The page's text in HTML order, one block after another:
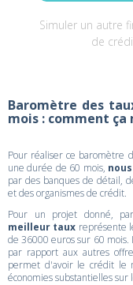
Simuler un autre
de
Baromètre des
mois : comment ça
Pour réaliser ce baromètre
une durée de 60 mois,
par des banques de détail,
et des organismes de crédit.
Pour un projet donné,
meilleur taux représente
de 36000 euros sur 60 mois.
par rapport aux autres
permet d'avoir le crédit le
économies substantielles